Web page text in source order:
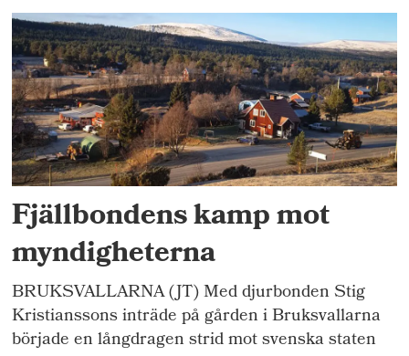
Fjällbondens kamp mot
myndigheterna
BRUKSVALLARNA (JT) Med djurbonden Stig
Kristianssons inträde på gården i Bruksvallarna
började en långdragen strid mot svenska staten